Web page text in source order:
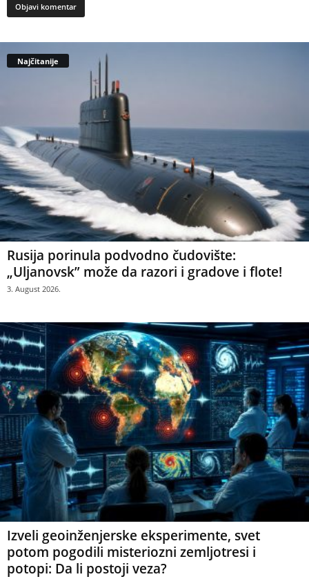
Najčitanije
Rusija porinula podvodno čudovište:
„Uljanovsk” može da razori i gradove i flote!
3. August 2026.
Izveli geoinženjerske eksperimente, svet
potom pogodili misteriozni zemljotresi i
potopi: Da li postoji veza?